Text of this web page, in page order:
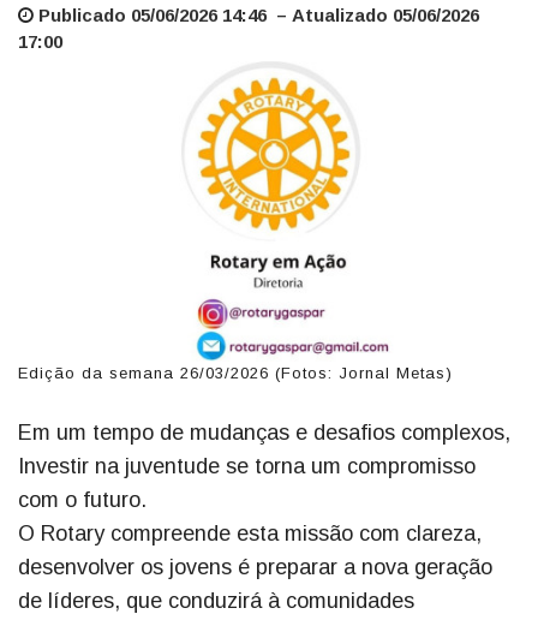
Publicado 05/06/2026 14:46 – Atualizado 05/06/2026
17:00
Edição da semana 26/03/2026 (Fotos: Jornal Metas)
Em um tempo de mudanças e desafios complexos,
Investir na juventude se torna um compromisso
com o futuro.
O Rotary compreende esta missão com clareza,
desenvolver os jovens é preparar a nova geração
de líderes, que conduzirá à comunidades